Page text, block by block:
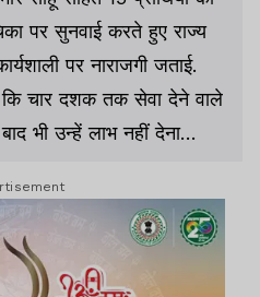
पर सुनवाई करते हुए राज्य
पर नाराजगी जताई.
चार दशक तक सेवा देने वाले
भी उन्हें लाभ नहीं देना